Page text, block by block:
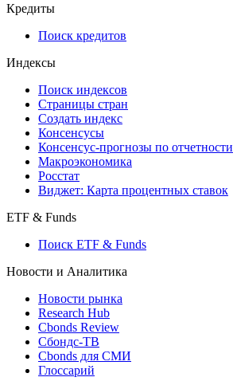
Кредиты
Поиск кредитов
Индексы
Поиск индексов
Страницы стран
Создать индекс
Консенсусы
Консенсус-прогнозы по отчетности
Макроэкономика
Росстат
Виджет: Карта процентных ставок
ETF & Funds
Поиск ETF & Funds
Новости и Аналитика
Новости рынка
Research Hub
Cbonds Review
Сбондс-ТВ
Cbonds для СМИ
Глоссарий